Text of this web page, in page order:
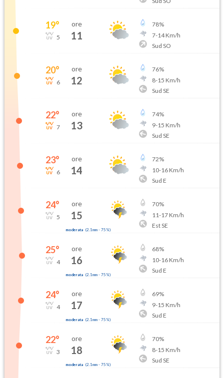
19°
5
ore
11
78%
7-14Km/h
Sud SO
20°
6
ore
12
76%
8-15 Km/h
Sud SE
22°
7
ore
13
74%
9-15 Km/h
Sud SE
23°
6
ore
14
72%
10-16Km/h
Sud E
24°
5
ore
15
moderata (2.1mm- 75 %)
70%
11-17Km/h
Est SE
25°
4
ore
16
moderata (2.1mm- 75 %)
68%
10-16Km/h
Sud E
24°
4
ore
17
moderata (2.1mm- 75 %)
69%
9-15 Km/h
Sud E
22°
3
ore
18
moderata (2.1mm- 75 %)
70%
8-15 Km/h
Sud SE